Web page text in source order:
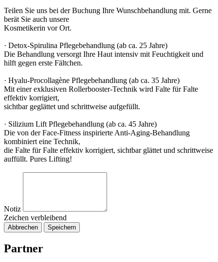
Teilen Sie uns bei der Buchung Ihre Wunschbehandlung mit. Gerne
berät Sie auch unsere
Kosmetikerin vor Ort.
· Detox-Spirulina Pflegebehandlung (ab ca. 25 Jahre)
Die Behandlung versorgt Ihre Haut intensiv mit Feuchtigkeit und
hilft gegen erste Fältchen.
· Hyalu-Procollagène Pflegebehandlung (ab ca. 35 Jahre)
Mit einer exklusiven Rollerbooster-Technik wird Falte für Falte
effektiv korrigiert,
sichtbar geglättet und schrittweise aufgefüllt.
· Silizium Lift Pflegebehandlung (ab ca. 45 Jahre)
Die von der Face-Fitness inspirierte Anti-Aging-Behandlung
kombiniert eine Technik,
die Falte für Falte effektiv korrigiert, sichtbar glättet und schrittweise
auffüllt. Pures Lifting!
Notiz
Zeichen verbleibend
Abbrechen Speichern
Partner